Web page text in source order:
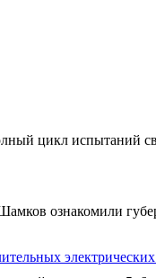
цикл испытаний
ознакомили
электрических